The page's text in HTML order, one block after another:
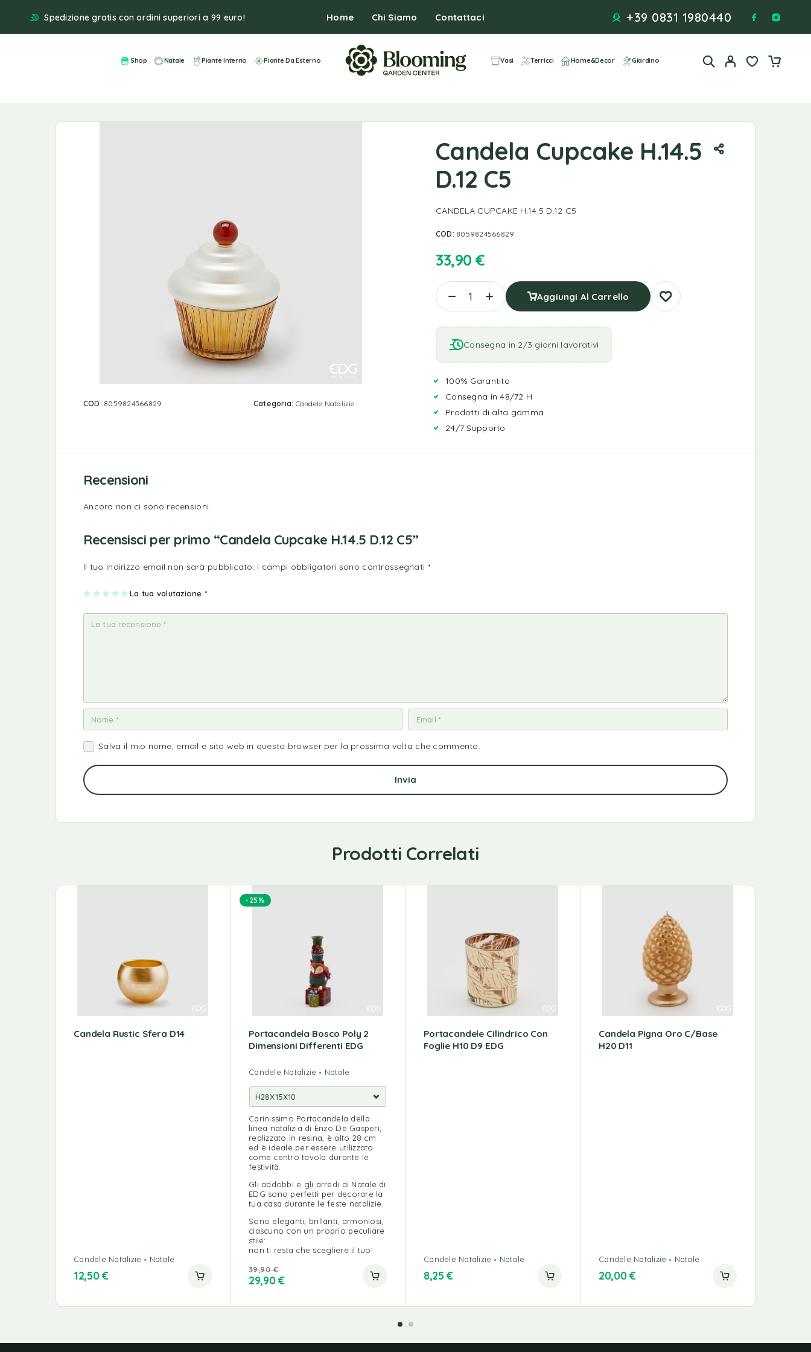
Spedizione gratis con ordini superiori a 99 euro! Home Chi Siamo Contattaci +39 0831 1980440
Shop Natale Piante Interno Piante Da Esterno Vasi Terricci Home&Decor Giardino
COD: 8059824566829 Categoria: Candele Natalizie
Candela Cupcake H.14.5
D.12 C5
CANDELA CUPCAKE H.14.5 D.12 C5
COD: 8059824566829
33,90 €
Aggiungi Al Carrello
Consegna in 2/3 giorni lavorativi
100% Garantito
Consegna in 48/72 H
Prodotti di alta gamma
24/7 Supporto
Recensioni
Ancora non ci sono recensioni.
Recensisci per primo “Candela Cupcake H.14.5 D.12 C5”
Il tuo indirizzo email non sarà pubblicato. I campi obbligatori sono contrassegnati *
La tua valutazione *
1
a
2
e
su
5
3
e
su
5
4
e
su
5
5
e
su
5
Salva il mio nome, email e sito web in questo browser per la prossima volta che commento.
Prodotti Correlati
Candela Rustic Sfera D14
Candele Natalizie Natale
12,50€
-25%
Portacandela Bosco Poly 2
Dimensioni Differenti EDG
Candele Natalizie Natale
Carinissimo Portacandela della
linea natalizia di Enzo De Gasperi,
realizzato in resina, è alto 28 cm
ed è ideale per essere utilizzato
come centro tavola durante le
festività.
Gli addobbi e gli arredi di Natale di
EDG sono perfetti per decorare la
tua casa durante le feste natalizie.
Sono eleganti, brillanti, armoniosi,
ciascuno con un proprio peculiare
stile:
non ti resta che scegliere il tuo!
39,90€
29,90€
Portacandele Cilindrico Con
Foglie H10 D9 EDG
Candele Natalizie Natale
8,25€
Candela Pigna Oro C/base
H20 D11
Candele Natalizie Natale
20,00€